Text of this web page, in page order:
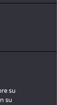
su
su